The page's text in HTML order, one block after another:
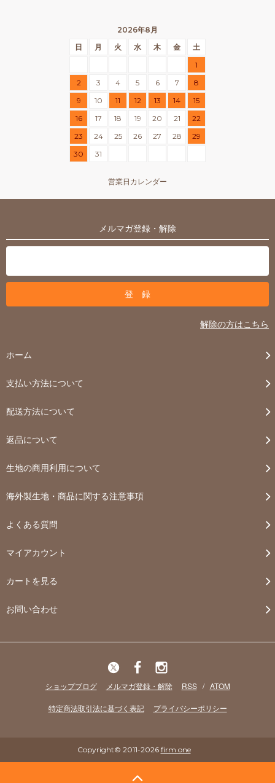
2026年8月
日
月 火 水 木 金
土
1
2
3 4 5 6 7
8
9
10 11 12 13 14
15
16
17 18 19 20 21
22
23
24 25 26 27 28
29
30
31
営業日カレンダー
メルマガ登録・解除
解除の方はこちら
ホーム
支払い方法について
配送方法について
返品について
生地の商用利用について
海外製生地・商品に関する注意事項
よくある質問
マイアカウント
カートを見る
お問い合わせ
ショップブログ メルマガ登録・解除 RSS / ATOM
特定商法取引法に基づく表記 プライバシーポリシー
Copyright© 2011-2026 firm one